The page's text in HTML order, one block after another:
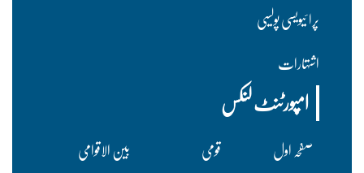
پرا ئیویسی پولسیی
اشتہارات
امپورٹنٹ لنکس
صفحہ اول قومی
بین الاقوامی